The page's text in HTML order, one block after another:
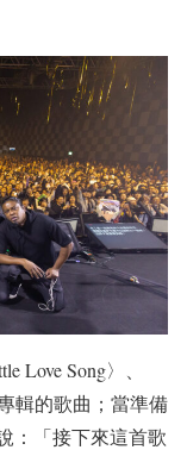
Love Song〉、
輯的歌曲；當準備
：「接下來這首歌